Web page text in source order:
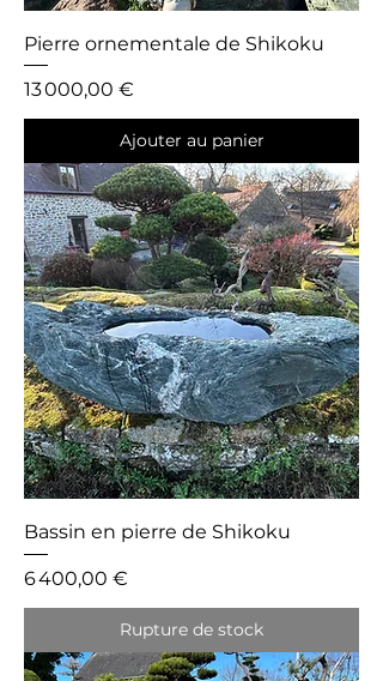
Pierre ornementale de Shikoku
Prix
13 000,00 €
Ajouter au panier
Bassin en pierre de Shikoku
Prix
6 400,00 €
Rupture de stock